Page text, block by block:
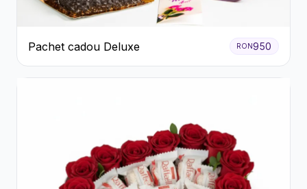
Pachet cadou Deluxe RON950